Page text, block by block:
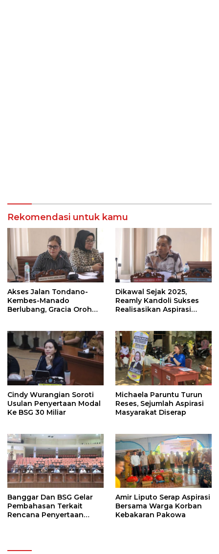
Rekomendasi untuk kamu
Akses Jalan Tondano-
Kembes-Manado
Berlubang, Gracia Oroh
Dikawal Sejak 2025,
Reamly Kandoli Sukses
Realisasikan Aspirasi
Tahun Depan
Cindy Wurangian Soroti
Usulan Penyertaan Modal
Ke BSG 30 Miliar
Michaela Paruntu Turun
Reses, Sejumlah Aspirasi
Masyarakat Diserap
Banggar Dan BSG Gelar
Pembahasan Terkait
Rencana Penyertaan
Amir Liputo Serap Aspirasi
Bersama Warga Korban
Kebakaran Pakowa